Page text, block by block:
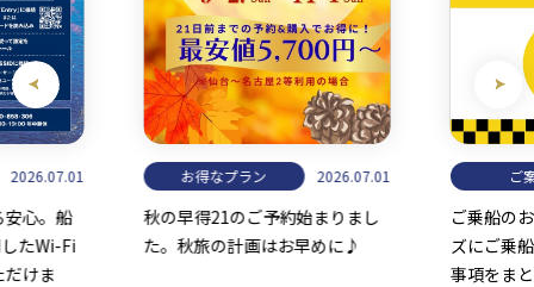
2026.07.01
まりまし
めに♪
ご案内 2026.06.17
ご乗船のお客様へ、当日スムー
ズにご乗船いただくための重要
お勧
愛知への
将のふる
お勧めス